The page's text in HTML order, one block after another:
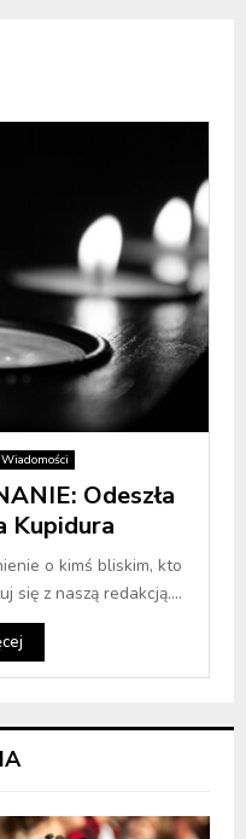
Wiadomości
Odeszła
Kupidura
o kimś bliskim, kto
się z naszą redakcją....